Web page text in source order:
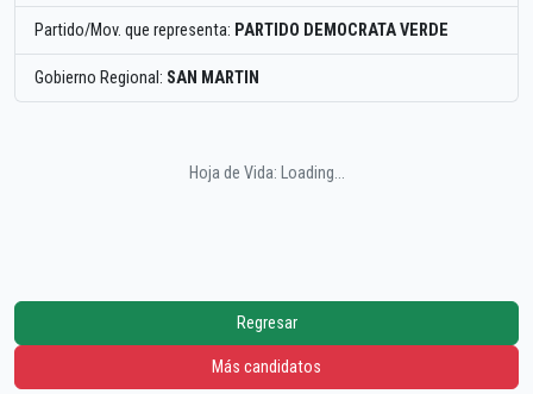
Partido/Mov. que representa: PARTIDO DEMOCRATA VERDE
Gobierno Regional: SAN MARTIN
Hoja de Vida: Loading...
Regresar
Más candidatos